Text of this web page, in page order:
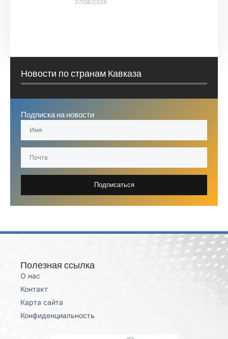
07/08/2026
Новости по странам Кавказа
Подписка на новости
Подписаться
Полезная ссылка
О нас
Контакт
Карта сайта
Конфиденциальность